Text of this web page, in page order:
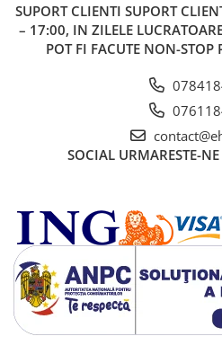
SUPORT CLIENTI SUPORT
– 17:00, IN ZILELE
POT FI FACUTE NON-STOP
SOCIAL URMARESTE-